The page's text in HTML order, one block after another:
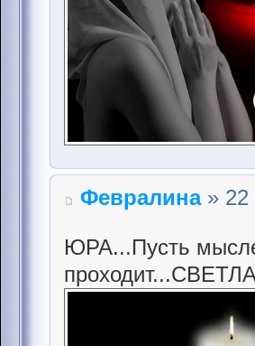
Февралина» 22
ЮРА...Пусть